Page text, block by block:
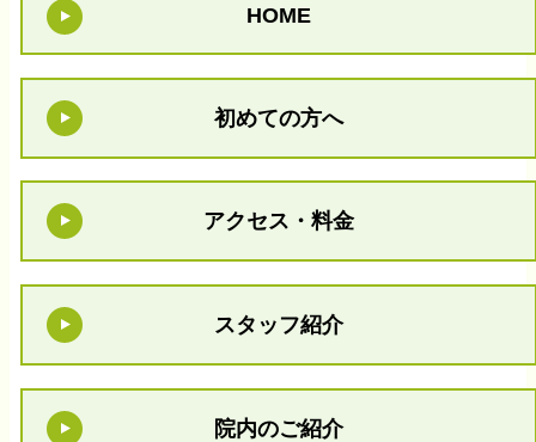
HOME
初めての方へ
アクセス・料金
スタッフ紹介
院内のご紹介